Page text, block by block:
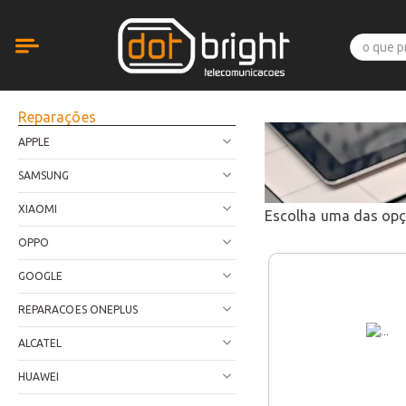
Reparações
APPLE
SAMSUNG
XIAOMI
OPPO
GOOGLE
REPARACOES ONEPLUS
ALCATEL
HUAWEI
Escolha uma das